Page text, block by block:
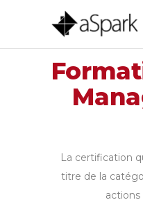
La certification
titre de la